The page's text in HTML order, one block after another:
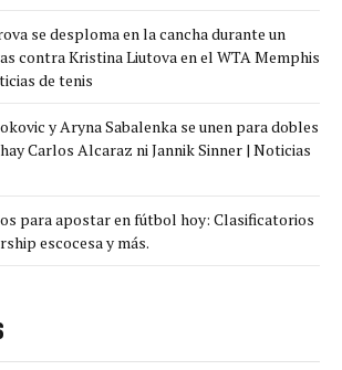
se desploma en la cancha durante un
contra Kristina Liutova en el WTA Memphis
de tenis
y Aryna Sabalenka se unen para dobles
Carlos Alcaraz ni Jannik Sinner | Noticias
para apostar en fútbol hoy: Clasificatorios
escocesa y más.